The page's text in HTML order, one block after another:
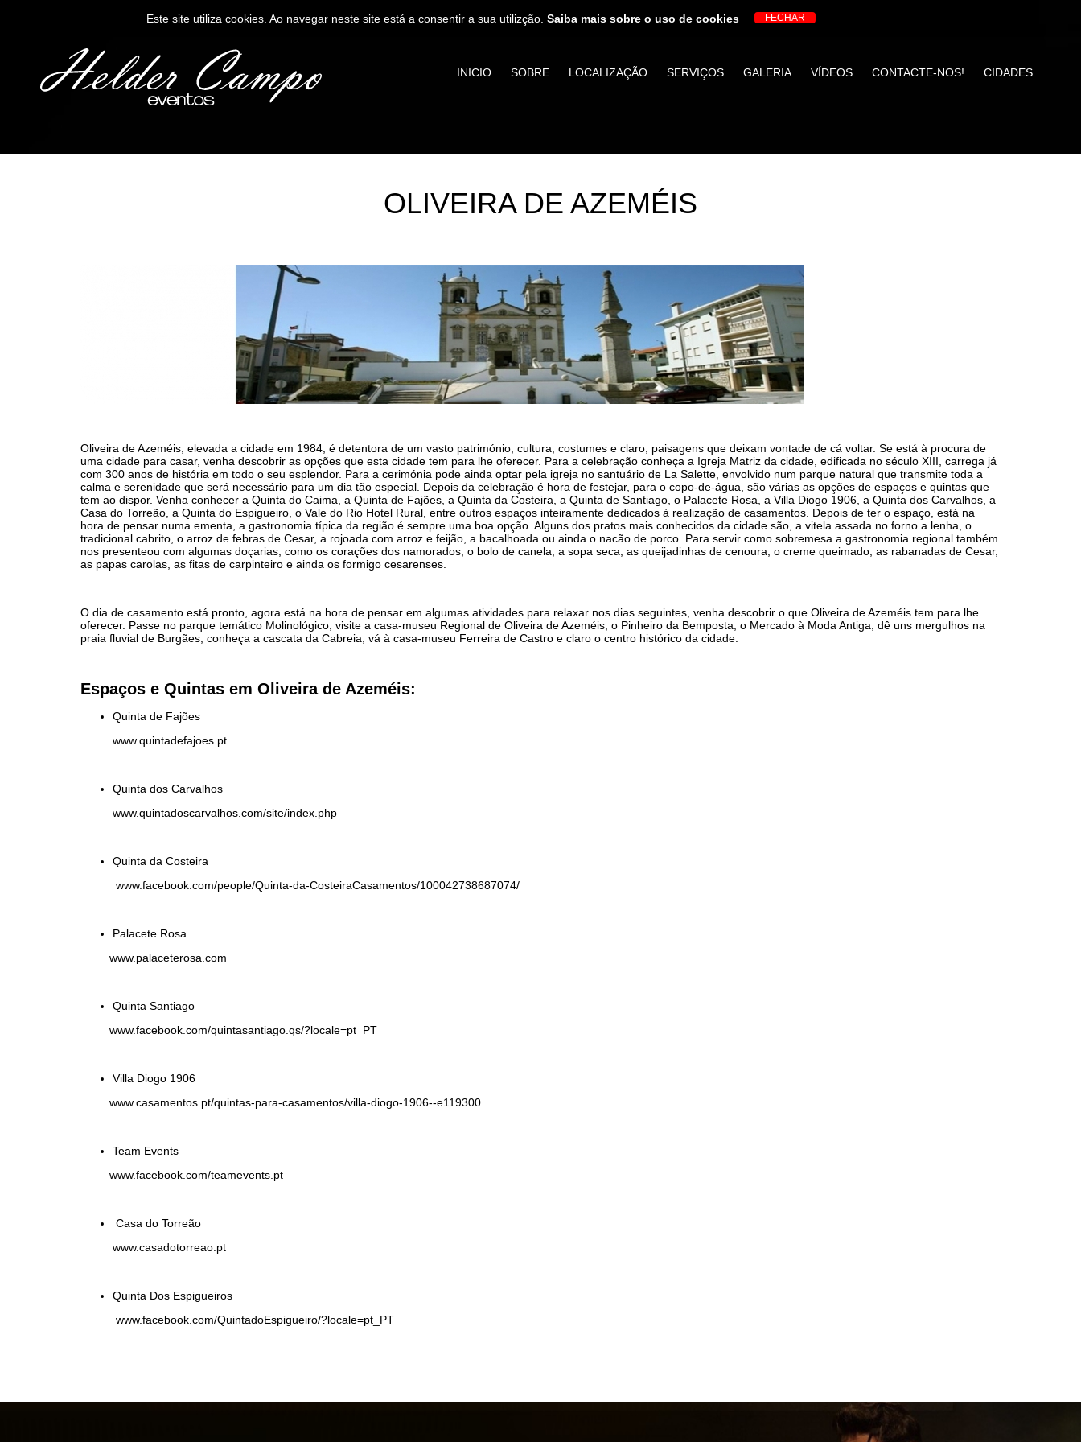
INICIO SOBRE LOCALIZAÇÃO SERVIÇOS GALERIA VÍDEOS CONTACTE-NOS! CIDADES
OLIVEIRA DE AZEMÉIS
Oliveira de Azeméis, elevada a cidade em 1984, é detentora de um vasto património, cultura, costumes e claro, paisagens que deixam vontade de cá voltar. Se está à procura de
uma cidade para casar, venha descobrir as opções que esta cidade tem para lhe oferecer. Para a celebração conheça a Igreja Matriz da cidade, edificada no século XIII, carrega já
com 300 anos de história em todo o seu esplendor. Para a cerimónia pode ainda optar pela igreja no santuário de La Salette, envolvido num parque natural que transmite toda a
calma e serenidade que será necessário para um dia tão especial. Depois da celebração é hora de festejar, para o copo-de-água, são várias as opções de espaços e quintas que
tem ao dispor. Venha conhecer a Quinta do Caima, a Quinta de Fajões, a Quinta da Costeira, a Quinta de Santiago, o Palacete Rosa, a Villa Diogo 1906, a Quinta dos Carvalhos, a
Casa do Torreão, a Quinta do Espigueiro, o Vale do Rio Hotel Rural, entre outros espaços inteiramente dedicados à realização de casamentos. Depois de ter o espaço, está na
hora de pensar numa ementa, a gastronomia típica da região é sempre uma boa opção. Alguns dos pratos mais conhecidos da cidade são, a vitela assada no forno a lenha, o
tradicional cabrito, o arroz de febras de Cesar, a rojoada com arroz e feijão, a bacalhoada ou ainda o nacão de porco. Para servir como sobremesa a gastronomia regional também
nos presenteou com algumas doçarias, como os corações dos namorados, o bolo de canela, a sopa seca, as queijadinhas de cenoura, o creme queimado, as rabanadas de Cesar,
as papas carolas, as fitas de carpinteiro e ainda os formigo cesarenses.
O dia de casamento está pronto, agora está na hora de pensar em algumas atividades para relaxar nos dias seguintes, venha descobrir o que Oliveira de Azeméis tem para lhe
oferecer. Passe no parque temático Molinológico, visite a casa-museu Regional de Oliveira de Azeméis, o Pinheiro da Bemposta, o Mercado à Moda Antiga, dê uns mergulhos na
praia fluvial de Burgães, conheça a cascata da Cabreia, vá à casa-museu Ferreira de Castro e claro o centro histórico da cidade.
Espaços e Quintas em Oliveira de Azeméis:
Quinta de Fajões
www.quintadefajoes.pt
Quinta dos Carvalhos
www.quintadoscarvalhos.com/site/index.php
Quinta da Costeira
www.facebook.com/people/Quinta-da-CosteiraCasamentos/100042738687074/
Palacete Rosa
www.palaceterosa.com
Quinta Santiago
www.facebook.com/quintasantiago.qs/?locale=pt_PT
Villa Diogo 1906
www.casamentos.pt/quintas-para-casamentos/villa-diogo-1906--e119300
Team Events
www.facebook.com/teamevents.pt
Casa do Torreão
www.casadotorreao.pt
Quinta Dos Espigueiros
www.facebook.com/QuintadoEspigueiro/?locale=pt_PT
Este site utiliza cookies. Ao navegar neste site está a consentir a sua utilizção. Saiba mais sobre o uso de cookies